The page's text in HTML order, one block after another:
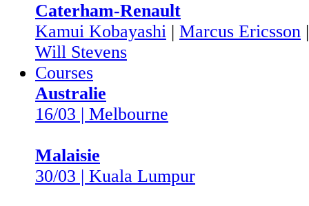
Caterham-Renault
Kamui Kobayashi | Marcus Ericsson
Will Stevens
Courses
Australie
16/03 | Melbourne
Malaisie
30/03 | Kuala Lumpur